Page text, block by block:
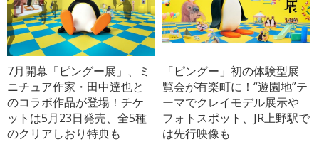
7月開幕「ピングー展」、ミ
ニチュア作家・田中達也と
のコラボ作品が登場！チケ
ットは5月23日発売、全5種
のクリアしおり特典も
「ピングー」初の体験型展
覧会が有楽町に！“遊園地”テ
ーマでクレイモデル展示や
フォトスポット、JR上野駅で
は先行映像も